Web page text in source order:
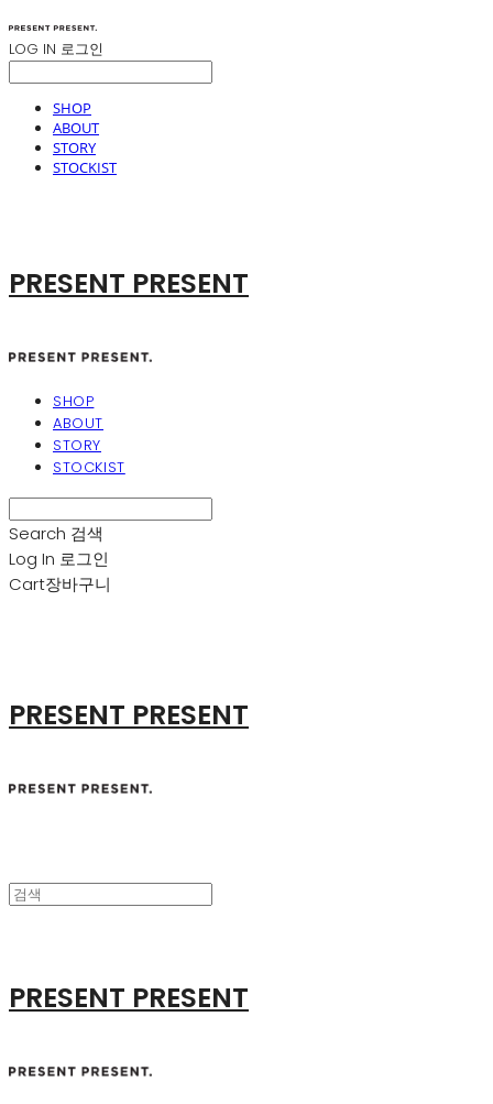
LOG IN 로그인
SHOP
ABOUT
STORY
STOCKIST
PRESENT PRESENT
SHOP
ABOUT
STORY
STOCKIST
Search 검색
Log In 로그인
Cart장바구니
PRESENT PRESENT
PRESENT PRESENT